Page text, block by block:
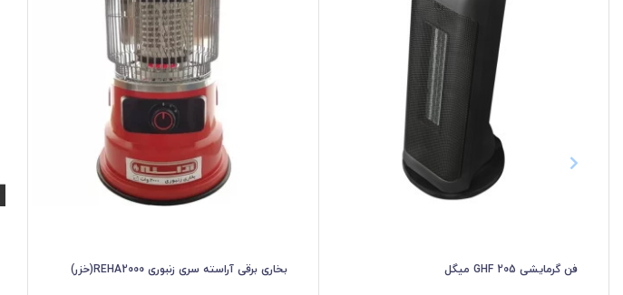
فن گرمایشی GHF 205 میگل بخاری برقی آراسته سری زنبوری REHA2000(خزر)